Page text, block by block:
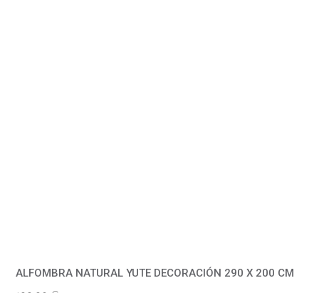
ALFOMBRA NATURAL YUTE DECORACIÓN 290 X 200 CM